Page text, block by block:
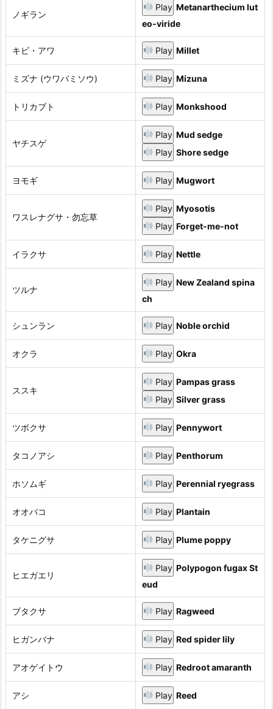
ノギラン
Play Metanarthecium lut
eo‐viride
キビ・アワ Play Millet
ミズナ (ウワバミソウ) Play Mizuna
トリカブト Play Monkshood
ヤチスゲ
Play Mud sedge
Play Shore sedge
ヨモギ Play Mugwort
ワスレナグサ・勿忘草
Play Myosotis
Play Forget-me-not
イラクサ Play Nettle
ツルナ
Play New Zealand spina
ch
シュンラン Play Noble orchid
オクラ Play Okra
ススキ
Play Pampas grass
Play Silver grass
ツボクサ Play Pennywort
タコノアシ Play Penthorum
ホソムギ Play Perennial ryegrass
オオバコ Play Plantain
タケニグサ Play Plume poppy
ヒエガエリ
Play Polypogon fugax St
eud
ブタクサ Play Ragweed
ヒガンバナ Play Red spider lily
アオゲイトウ Play Redroot amaranth
アシ Play Reed